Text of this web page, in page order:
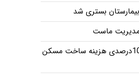
بستری شد
ماست
رشد 1000درصدی هزینه ساخت مسکن